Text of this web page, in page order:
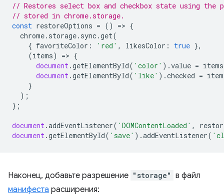
// Restores select box and checkbox state using the
// stored in chrome.storage.
const restoreOptions = () => {
chrome. storage. sync.get(
{ favoriteColor : 'red' , likesColor : true },
(items) => {
document.getElementById( 'color' ).value = items
document.getElementById( 'like' ).checked =
}
);
};
document.addEventListener( 'DOMContentLoaded' ,
document.getElementById( 'save' ).addEventListener(
Наконец, добавьте разрешение "storage" в файл
манифеста расширения: